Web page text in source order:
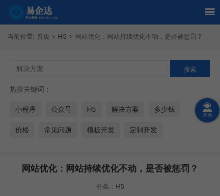
当前位置: 首页 > H5 > 网站优化：网站持续优化不动，是否被惩罚？
热搜关键词：
小程序 公众号 H5 解决方案 多少钱
价格 常见问题 模板开发 定制开发
网站优化：网站持续优化不动，是否被惩罚？
分类： H5